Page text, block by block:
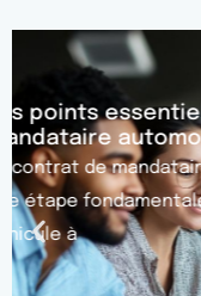
Les secrets
sur les dettes
Le bilan
essentiel pour
d’une entreprise.